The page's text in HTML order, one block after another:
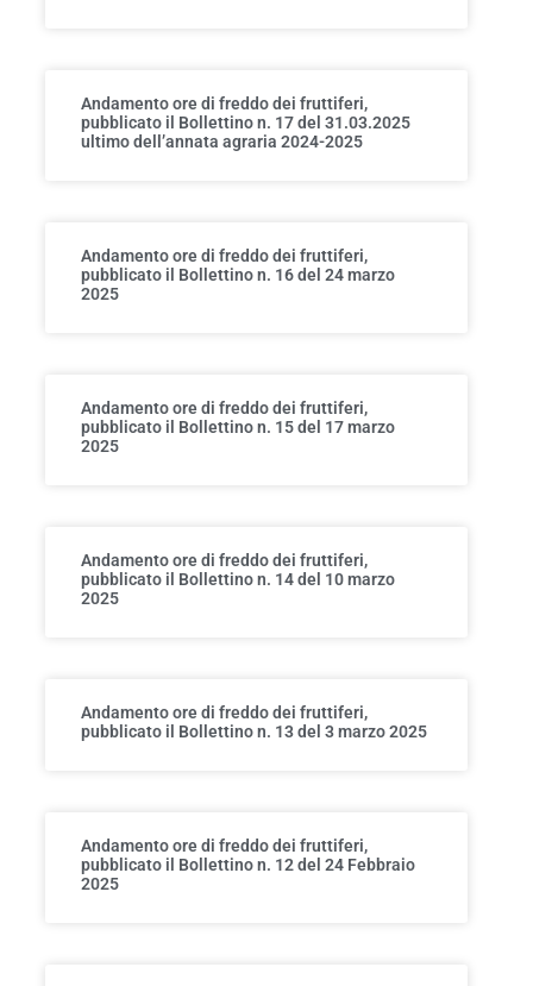
Andamento ore di freddo dei fruttiferi,
pubblicato il Bollettino n. 17 del 31.03.2025
ultimo dell’annata agraria 2024-2025
Andamento ore di freddo dei fruttiferi,
pubblicato il Bollettino n. 16 del 24 marzo
2025
Andamento ore di freddo dei fruttiferi,
pubblicato il Bollettino n. 15 del 17 marzo
2025
Andamento ore di freddo dei fruttiferi,
pubblicato il Bollettino n. 14 del 10 marzo
2025
Andamento ore di freddo dei fruttiferi,
pubblicato il Bollettino n. 13 del 3 marzo 2025
Andamento ore di freddo dei fruttiferi,
pubblicato il Bollettino n. 12 del 24 Febbraio
2025